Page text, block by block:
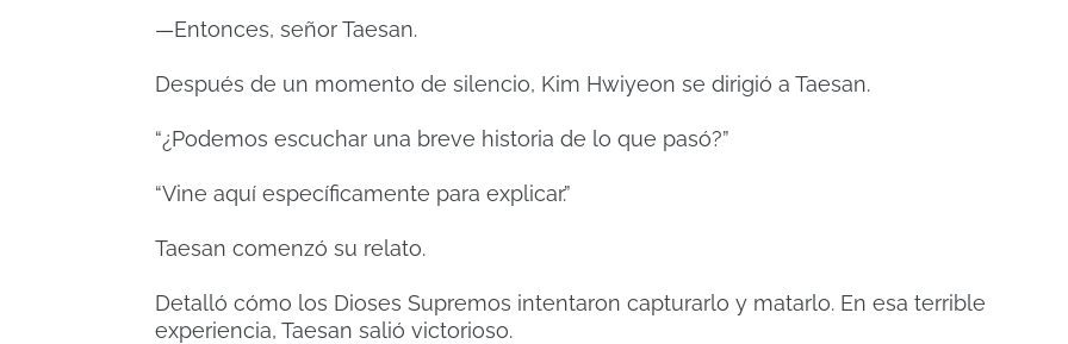
—Entonces, señor Taesan.
Después de un momento de silencio, Kim Hwiyeon se dirigió a Taesan.
“¿Podemos escuchar una breve historia de lo que pasó?”
“Vine aquí específicamente para explicar.”
Taesan comenzó su relato.
Detalló cómo los Dioses Supremos intentaron capturarlo y matarlo. En esa terrible
experiencia, Taesan salió victorioso.